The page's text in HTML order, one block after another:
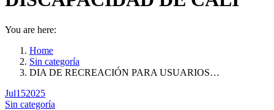
You are here:
Home
Sin categoría
DIA DE RECREACIÓN PARA USUARIOS…
Jul152025
Sin categoría